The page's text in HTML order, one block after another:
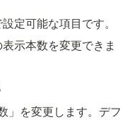
定可能な項目です。
示本数を変更できま
」を変更します。デフ